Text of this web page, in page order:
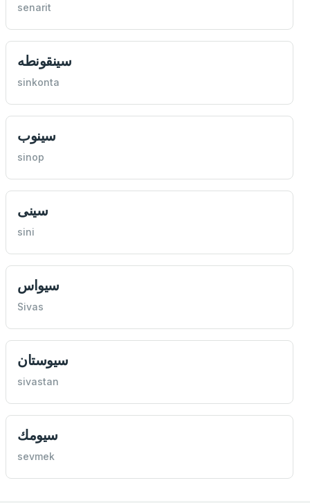
senarit
سينقونطه
sinkonta
سينوب
sinop
سينی
sini
سيواس
Sivas
سيوستان
sivastan
سيومك
sevmek